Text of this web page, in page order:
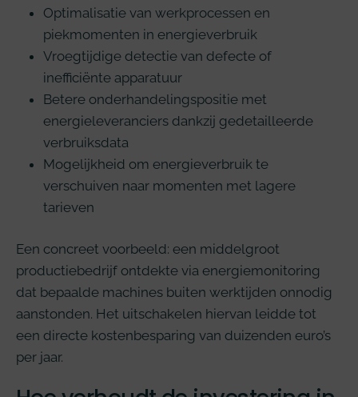
Optimalisatie van werkprocessen en
piekmomenten in energieverbruik
Vroegtijdige detectie van defecte of
inefficiënte apparatuur
Betere onderhandelingspositie met
energieleveranciers dankzij gedetailleerde
verbruiksdata
Mogelijkheid om energieverbruik te
verschuiven naar momenten met lagere
tarieven
Een concreet voorbeeld: een middelgroot
productiebedrijf ontdekte via energiemonitoring
dat bepaalde machines buiten werktijden onnodig
aanstonden. Het uitschakelen hiervan leidde tot
een directe kostenbesparing van duizenden euro’s
per jaar.